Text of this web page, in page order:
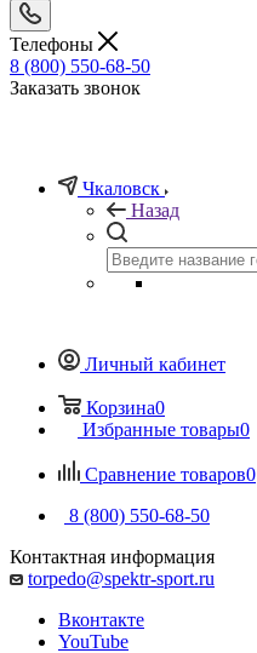
Телефоны
8 (800) 550-68-50
Заказать звонок
Чкаловск
Назад
Личный кабинет
Корзина0
Избранные товары0
Сравнение товаров0
8 (800) 550-68-50
Контактная информация
torpedo@spektr-sport.ru
Вконтакте
YouTube